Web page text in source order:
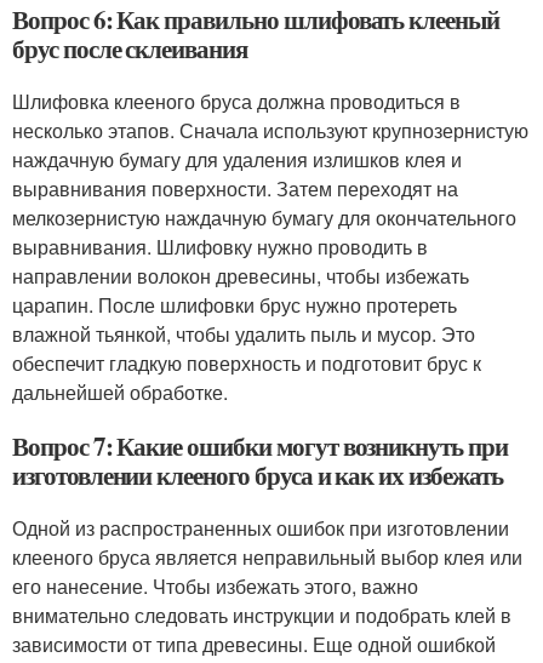
Вопрос 6: Как правильно шлифовать клееный
брус после склеивания
Шлифовка клееного бруса должна проводиться в
несколько этапов. Сначала используют крупнозернистую
наждачную бумагу для удаления излишков клея и
выравнивания поверхности. Затем переходят на
мелкозернистую наждачную бумагу для окончательного
выравнивания. Шлифовку нужно проводить в
направлении волокон древесины, чтобы избежать
царапин. После шлифовки брус нужно протереть
влажной тьянкой, чтобы удалить пыль и мусор. Это
обеспечит гладкую поверхность и подготовит брус к
дальнейшей обработке.
Вопрос 7: Какие ошибки могут возникнуть при
изготовлении клееного бруса и как их избежать
Одной из распространенных ошибок при изготовлении
клееного бруса является неправильный выбор клея или
его нанесение. Чтобы избежать этого, важно
внимательно следовать инструкции и подобрать клей в
зависимости от типа древесины. Еще одной ошибкой